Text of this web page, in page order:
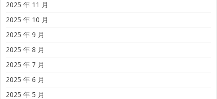
2025 年 11 月
2025 年 10 月
2025 年 9 月
2025 年 8 月
2025 年 7 月
2025 年 6 月
2025 年 5 月